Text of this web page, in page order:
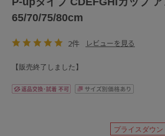
65/70/75/80cm
2件 レビューを見る
【販売終了しました】
プライスダウン